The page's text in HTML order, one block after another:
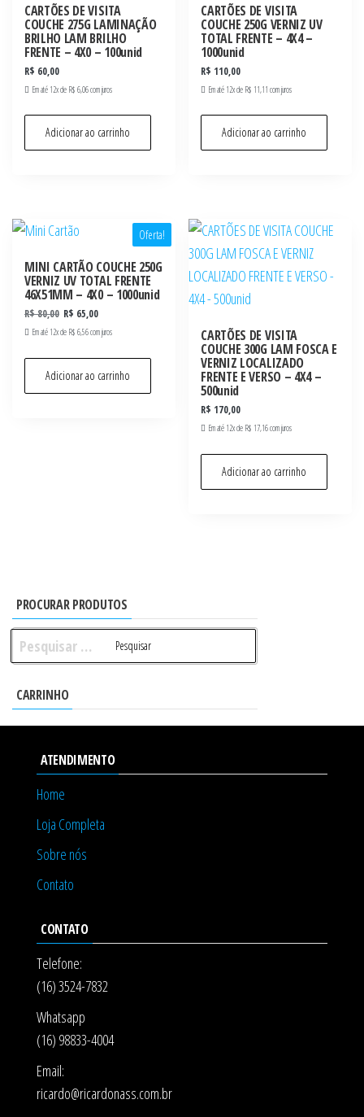
CARTÕES DE VISITA
COUCHE 275G LAMINAÇÃO
BRILHO LAM BRILHO
FRENTE – 4X0 – 100unid
R$ 60,00
Em até 12x de R$6,06com juros
Adicionar ao carrinho
CARTÕES DE VISITA
COUCHE 250G VERNIZ UV
TOTAL FRENTE – 4X4 –
1000unid
R$ 110,00
Em até 12x de R$11,11 com juros
Adicionar ao carrinho
Oferta!
MINI CARTÃO COUCHE 250G
VERNIZ UV TOTAL FRENTE
46X51MM – 4X0 – 1000unid
R$80,00 R$ 65,00
Em até 12x de R$6,56com juros
Adicionar ao carrinho
CARTÕES DE VISITA
COUCHE 300G LAM FOSCA E
VERNIZ LOCALIZADO
FRENTE E VERSO – 4X4 –
500unid
R$ 170,00
Em até 12x de R$17,16com juros
Adicionar ao carrinho
PROCURAR PRODUTOS
Pesquisar
por:
CARRINHO
ATENDIMENTO
Home
Loja Completa
Sobre nós
Contato
CONTATO
Telefone:
(16) 3524-7832
Whatsapp
(16) 98833-4004
Email:
ricardo@ricardonass.com.br